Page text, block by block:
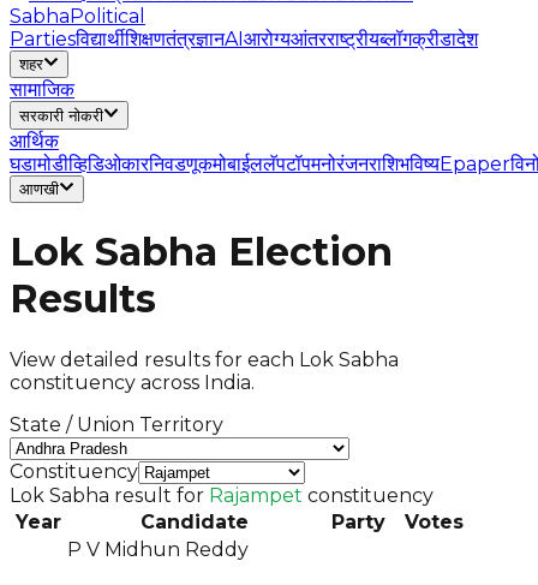
SabhaPolitical
Partiesविद्यार्थीशिक्षणतंत्रज्ञानAIआरोग्यआंतरराष्ट्रीयब्लॉगक्रीडादेश
शहर
सामाजिक
सरकारी नोकरी
आर्थिक
घडामोडीव्हिडिओकारनिवडणूकमोबाईललॅपटॉपमनोरंजनराशिभविष्यEpaper
आणखी
Lok Sabha Election
Results
View detailed results for each Lok Sabha
constituency across India.
State / Union Territory
Constituency
Lok Sabha result for Rajampet constituency
Year
Candidate Party Votes
P V Midhun Reddy